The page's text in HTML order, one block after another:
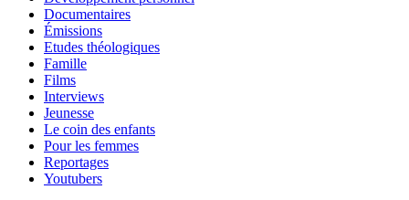
Documentaires
Émissions
Etudes théologiques
Famille
Films
Interviews
Jeunesse
Le coin des enfants
Pour les femmes
Reportages
Youtubers